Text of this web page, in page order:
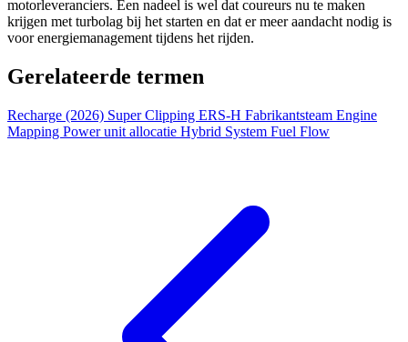
motorleveranciers. Een nadeel is wel dat coureurs nu te maken
krijgen met turbolag bij het starten en dat er meer aandacht nodig is
voor energiemanagement tijdens het rijden.
Gerelateerde termen
Recharge (2026) Super Clipping ERS-H Fabrikantsteam Engine
Mapping Power unit allocatie Hybrid System Fuel Flow